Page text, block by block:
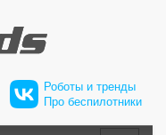
Роботы и тренды
Про беспилотники